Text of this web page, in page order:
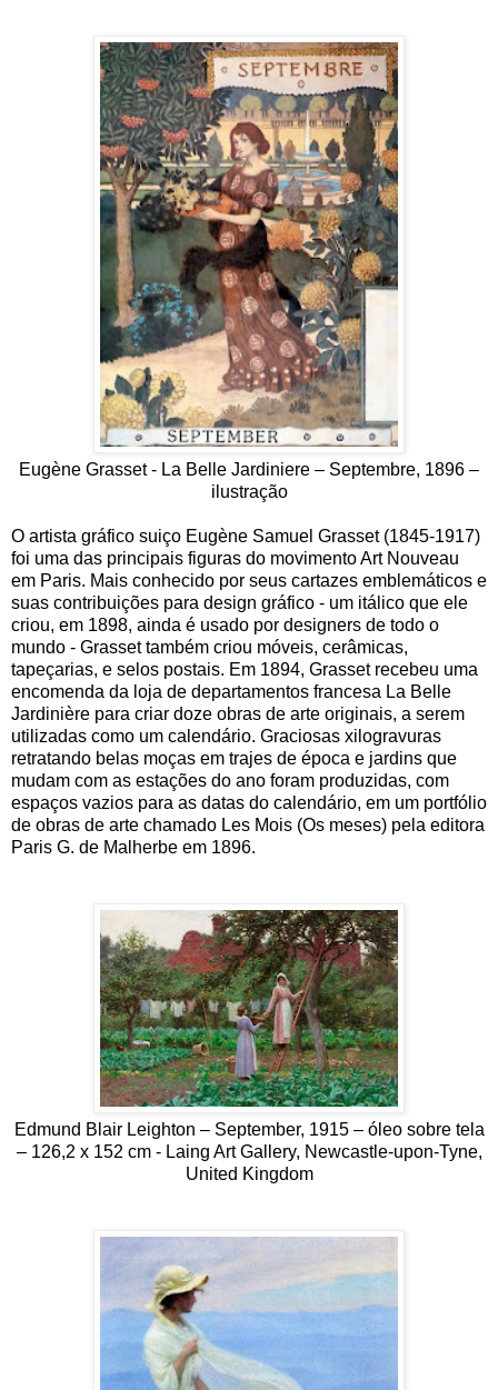
Eugène Grasset - La Belle Jardiniere – Septembre, 1896 –
ilustração
O artista gráfico suiço Eugène Samuel Grasset (1845-1917)
foi uma das principais figuras do movimento Art Nouveau
em Paris. Mais conhecido por seus cartazes emblemáticos e
suas contribuições para design gráfico - um itálico que ele
criou, em 1898, ainda é usado por designers de todo o
mundo - Grasset também criou móveis, cerâmicas,
tapeçarias, e selos postais. Em 1894, Grasset recebeu uma
encomenda da loja de departamentos francesa La Belle
Jardinière para criar doze obras de arte originais, a serem
utilizadas como um calendário. Graciosas xilogravuras
retratando belas moças em trajes de época e jardins que
mudam com as estações do ano foram produzidas, com
espaços vazios para as datas do calendário, em um portfólio
de obras de arte chamado Les Mois (Os meses) pela editora
Paris G. de Malherbe em 1896.
Edmund Blair Leighton – September, 1915 – óleo sobre tela
– 126,2 x 152 cm - Laing Art Gallery, Newcastle-upon-Tyne,
United Kingdom